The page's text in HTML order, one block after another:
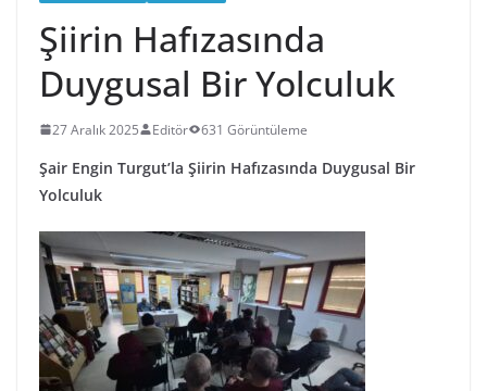
Şiirin Hafızasında
Duygusal Bir Yolculuk
27 Aralık 2025 Editör 631 Görüntüleme
Şair Engin Turgut’la Şiirin Hafızasında Duygusal Bir
Yolculuk